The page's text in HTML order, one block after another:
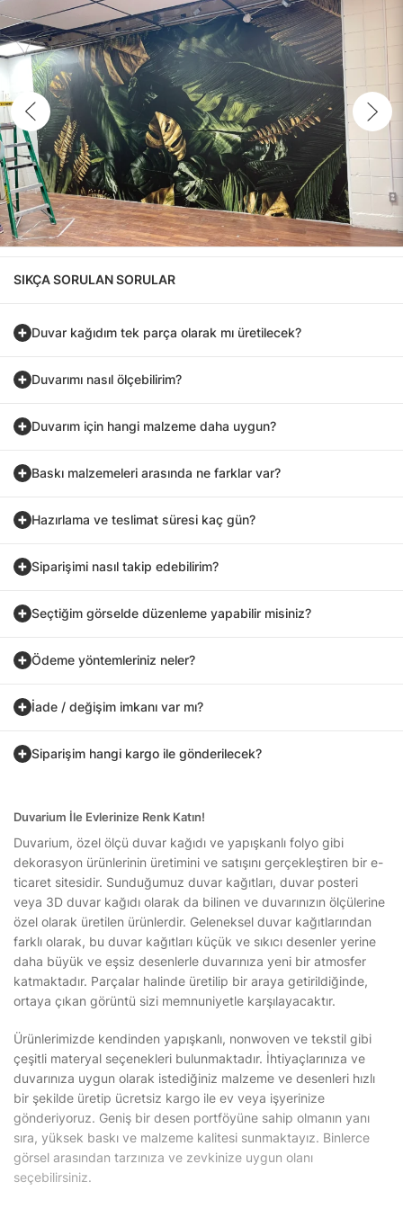
SIKÇA SORULAN SORULAR
Duvar kağıdım tek parça olarak mı üretilecek?
Duvarımı nasıl ölçebilirim?
Duvarım için hangi malzeme daha uygun?
Baskı malzemeleri arasında ne farklar var?
Hazırlama ve teslimat süresi kaç gün?
Siparişimi nasıl takip edebilirim?
Seçtiğim görselde düzenleme yapabilir misiniz?
Ödeme yöntemleriniz neler?
İade / değişim imkanı var mı?
Siparişim hangi kargo ile gönderilecek?
Duvarium İle Evlerinize Renk Katın!
Duvarium, özel ölçü duvar kağıdı ve yapışkanlı folyo gibi
dekorasyon ürünlerinin üretimini ve satışını gerçekleştiren bir e-
ticaret sitesidir. Sunduğumuz duvar kağıtları, duvar posteri
veya 3D duvar kağıdı olarak da bilinen ve duvarınızın ölçülerine
özel olarak üretilen ürünlerdir. Geleneksel duvar kağıtlarından
farklı olarak, bu duvar kağıtları küçük ve sıkıcı desenler yerine
daha büyük ve eşsiz desenlerle duvarınıza yeni bir atmosfer
katmaktadır. Parçalar halinde üretilip bir araya getirildiğinde,
ortaya çıkan görüntü sizi memnuniyetle karşılayacaktır.
Ürünlerimizde kendinden yapışkanlı, nonwoven ve tekstil gibi
çeşitli materyal seçenekleri bulunmaktadır. İhtiyaçlarınıza ve
duvarınıza uygun olarak istediğiniz malzeme ve desenleri hızlı
bir şekilde üretip ücretsiz kargo ile ev veya işyerinize
gönderiyoruz. Geniş bir desen portföyüne sahip olmanın yanı
sıra, yüksek baskı ve malzeme kalitesi sunmaktayız. Binlerce
görsel arasından tarzınıza ve zevkinize uygun olanı
seçebilirsiniz.